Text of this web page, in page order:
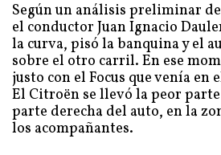
Según un análisis preliminar
el conductor Juan Ignacio
la curva, pisó la banquina y el
sobre el otro carril. En ese
justo con el Focus que venía
El Citroën se llevó la peor
parte derecha del auto, en la
los acompañantes.